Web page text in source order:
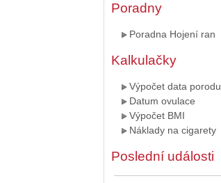
Poradny
Poradna Hojení ran
Kalkulačky
Výpočet data porodu
Datum ovulace
Výpočet BMI
Náklady na cigarety
Poslední události